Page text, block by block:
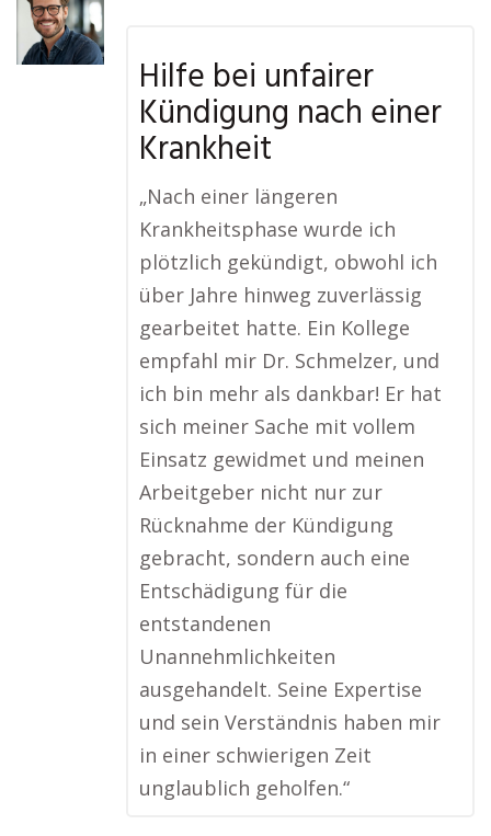
Hilfe bei unfairer
Kündigung nach einer
Krankheit
„Nach einer längeren
Krankheitsphase wurde ich
plötzlich gekündigt, obwohl ich
über Jahre hinweg zuverlässig
gearbeitet hatte. Ein Kollege
empfahl mir Dr. Schmelzer, und
ich bin mehr als dankbar! Er hat
sich meiner Sache mit vollem
Einsatz gewidmet und meinen
Arbeitgeber nicht nur zur
Rücknahme der Kündigung
gebracht, sondern auch eine
Entschädigung für die
entstandenen
Unannehmlichkeiten
ausgehandelt. Seine Expertise
und sein Verständnis haben mir
in einer schwierigen Zeit
unglaublich geholfen.“